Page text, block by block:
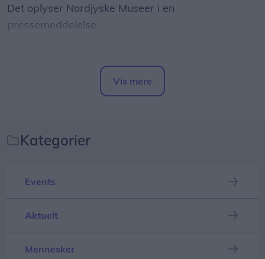
Det oplyser Nordjyske Museer i en
pressemeddelelse.
cricketklub, over fodboldens indtog i Aalborg og
udviklingen af Aalborg Stadion til klubbens danske
Vis mere
Kategorier
Events
Aktuelt
Mennesker